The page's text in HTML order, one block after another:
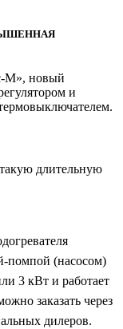
М», новый
и
длительную
помпой (насосом)
3 кВт и работает
заказать через
дилеров.